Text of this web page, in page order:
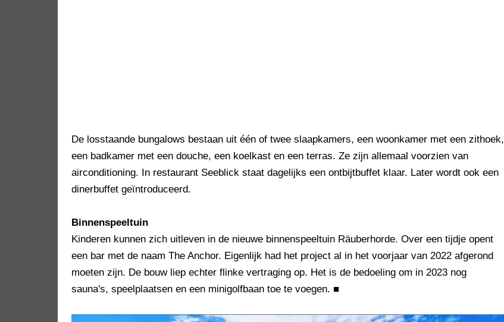
De losstaande bungalows bestaan uit één of twee slaapkamers, een woonkamer met een zithoek,
een badkamer met een douche, een koelkast en een terras. Ze zijn allemaal voorzien van
airconditioning. In restaurant Seeblick staat dagelijks een ontbijtbuffet klaar. Later wordt ook een
dinerbuffet geïntroduceerd.
Binnenspeeltuin
Kinderen kunnen zich uitleven in de nieuwe binnenspeeltuin Räuberhorde. Over een tijdje opent
een bar met de naam The Anchor. Eigenlijk had het project al in het voorjaar van 2022 afgerond
moeten zijn. De bouw liep echter flinke vertraging op. Het is de bedoeling om in 2023 nog
sauna's, speelplaatsen en een minigolfbaan toe te voegen. ■